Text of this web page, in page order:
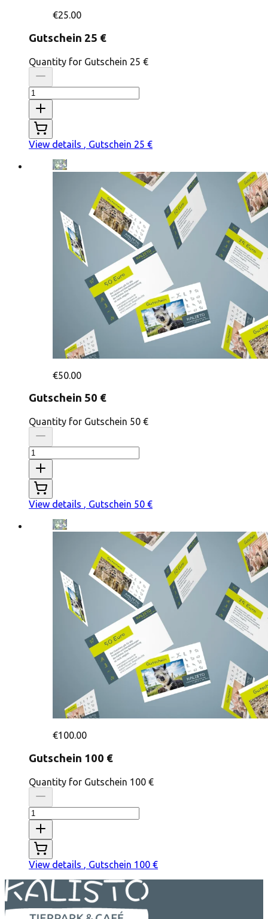
€25.00
Gutschein 25 €
Quantity for Gutschein 25 €
View details , Gutschein 25 €
€50.00
Gutschein 50 €
Quantity for Gutschein 50 €
View details , Gutschein 50 €
€100.00
Gutschein 100 €
Quantity for Gutschein 100 €
View details , Gutschein 100 €